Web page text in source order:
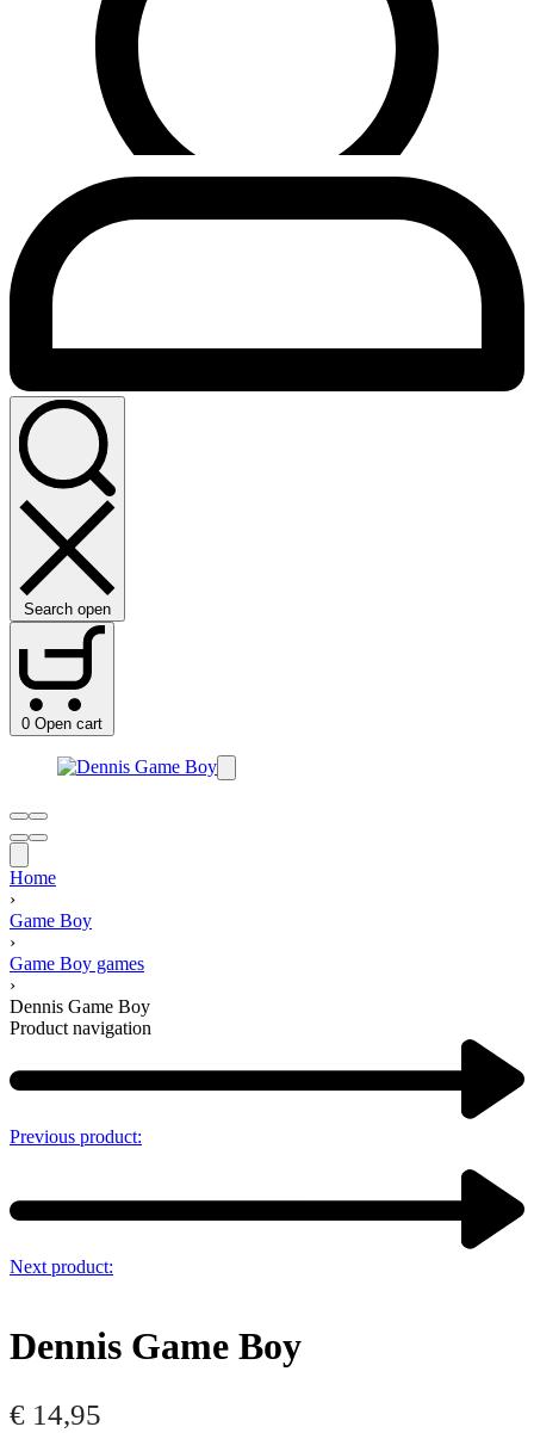
Search open
0 Open cart
Home
›
Game Boy
›
Game Boy games
›
Dennis Game Boy
Product navigation
Previous product:
Next product:
Dennis Game Boy
€ 14,95